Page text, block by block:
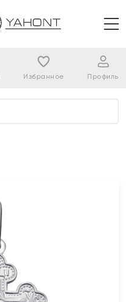
Избранное Профиль